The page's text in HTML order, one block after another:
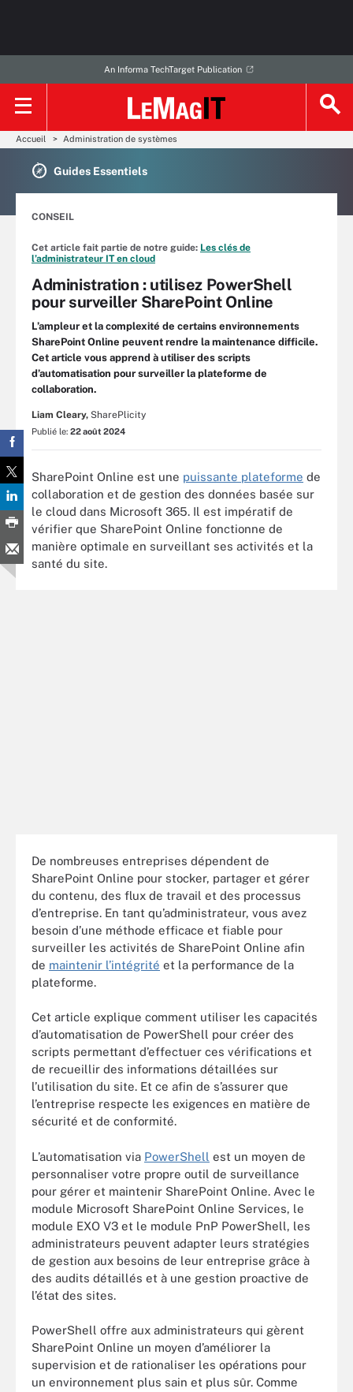
An Informa TechTarget Publication
Accueil Administration de systèmes
Guides Essentiels
CONSEIL
Cet article fait partie de notre guide: Les clés de
l’administrateur IT en cloud
Administration : utilisez PowerShell
pour surveiller SharePoint Online
L’ampleur et la complexité de certains environnements
SharePoint Online peuvent rendre la maintenance difficile.
Cet article vous apprend à utiliser des scripts
d’automatisation pour surveiller la plateforme de
collaboration.
Liam Cleary, SharePlicity
Publié le: 22 août 2024
SharePoint Online est une puissante plateforme de
collaboration et de gestion des données basée sur
le cloud dans Microsoft 365. Il est impératif de
vérifier que SharePoint Online fonctionne de
manière optimale en surveillant ses activités et la
santé du site.
De nombreuses entreprises dépendent de
SharePoint Online pour stocker, partager et gérer
du contenu, des flux de travail et des processus
d’entreprise. En tant qu’administrateur, vous avez
besoin d’une méthode efficace et fiable pour
surveiller les activités de SharePoint Online afin
de maintenir l’intégrité et la performance de la
plateforme.
Cet article explique comment utiliser les capacités
d’automatisation de PowerShell pour créer des
scripts permettant d’effectuer ces vérifications et
de recueillir des informations détaillées sur
l’utilisation du site. Et ce afin de s’assurer que
l’entreprise respecte les exigences en matière de
sécurité et de conformité.
L’automatisation via PowerShell est un moyen de
personnaliser votre propre outil de surveillance
pour gérer et maintenir SharePoint Online. Avec le
module Microsoft SharePoint Online Services, le
module EXO V3 et le module PnP PowerShell, les
administrateurs peuvent adapter leurs stratégies
de gestion aux besoins de leur entreprise grâce à
des audits détaillés et à une gestion proactive de
l’état des sites.
PowerShell offre aux administrateurs qui gèrent
SharePoint Online un moyen d’améliorer la
supervision et de rationaliser les opérations pour
un environnement plus sain et plus sûr. Comme